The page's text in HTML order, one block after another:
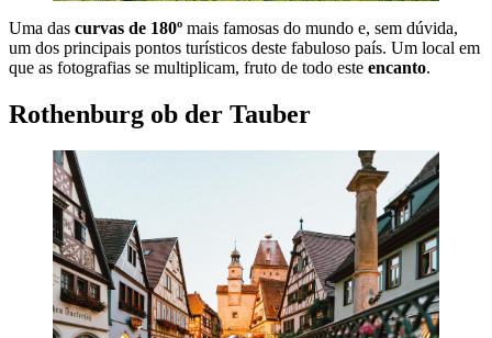
Uma das curvas de 180º mais famosas do mundo e, sem dúvida,
um dos principais pontos turísticos deste fabuloso país. Um local em
que as fotografias se multiplicam, fruto de todo este encanto.
Rothenburg ob der Tauber